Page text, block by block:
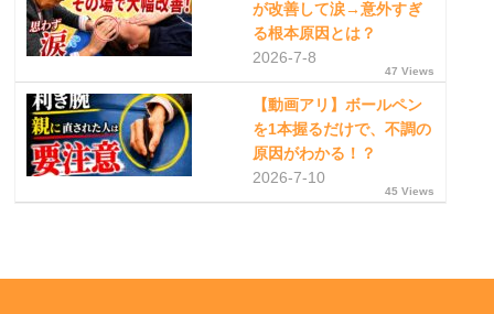
が改善して涙→意外すぎ
る根本原因とは？
2026-7-8
47 Views
【動画アリ】ボールペン
を1本握るだけで、不調の
原因がわかる！？
2026-7-10
45 Views